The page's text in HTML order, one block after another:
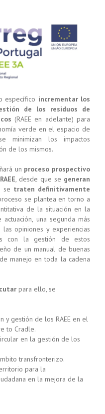
específico incrementar los
de los residuos de
(RAEE en adelante) para
verde en el espacio de
minimizan los impactos
de los mismos.
un proceso prospectivo
, desde que se generan
se traten definitivamente
se plantea en torno a
de la situación en la
una segunda más
opiniones y experiencias
con la gestión de estos
de un manual de buenas
manejo en toda la cadena
para ello, se
y gestión de los RAEE en el
to Cradle.
en la gestión de los
transfronterizo.
para la
en la mejora de la